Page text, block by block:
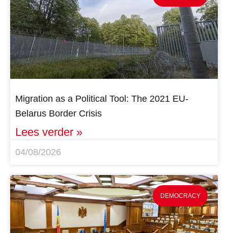
Migration as a Political Tool: The 2021 EU-
Belarus Border Crisis
Lees verder »
04/08/2026
DEMOCRACY